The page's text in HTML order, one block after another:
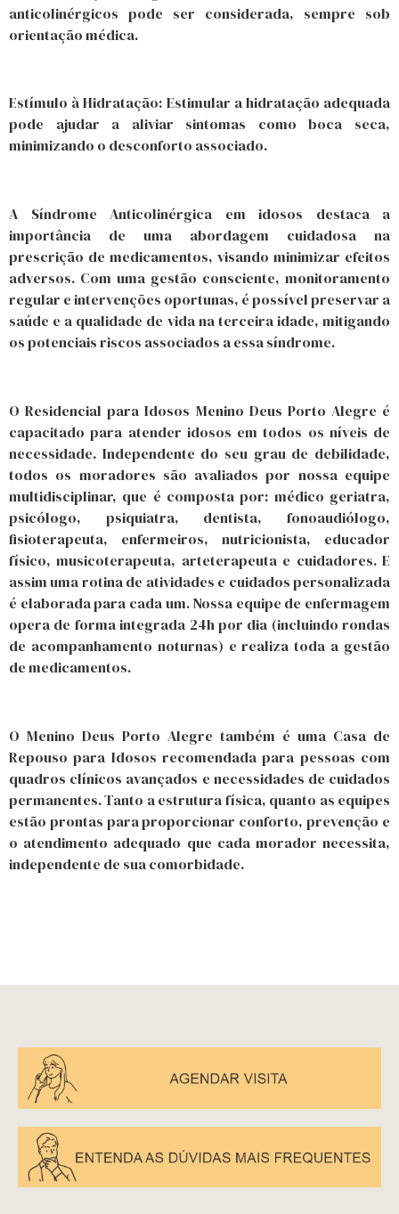
anticolinérgicos pode ser considerada, sempre sob
orientação médica.
Estímulo à Hidratação: Estimular a hidratação adequada
pode ajudar a aliviar sintomas como boca seca,
minimizando o desconforto associado.
A Síndrome Anticolinérgica em idosos destaca a
importância de uma abordagem cuidadosa na
prescrição de medicamentos, visando minimizar efeitos
adversos. Com uma gestão consciente, monitoramento
regular e intervenções oportunas, é possível preservar a
saúde e a qualidade de vida na terceira idade, mitigando
os potenciais riscos associados a essa síndrome.
O Residencial para Idosos Menino Deus Porto Alegre é
capacitado para atender idosos em todos os níveis de
necessidade. Independente do seu grau de debilidade,
todos os moradores são avaliados por nossa equipe
multidisciplinar, que é composta por: médico geriatra,
psicólogo, psiquiatra, dentista, fonoaudiólogo,
fisioterapeuta, enfermeiros, nutricionista, educador
físico, musicoterapeuta, arteterapeuta e cuidadores. E
assim uma rotina de atividades e cuidados personalizada
é elaborada para cada um. Nossa equipe de enfermagem
opera de forma integrada 24h por dia (incluindo rondas
de acompanhamento noturnas) e realiza toda a gestão
de medicamentos.
O Menino Deus Porto Alegre também é uma Casa de
Repouso para Idosos recomendada para pessoas com
quadros clínicos avançados e necessidades de cuidados
permanentes. Tanto a estrutura física, quanto as equipes
estão prontas para proporcionar conforto, prevenção e
o atendimento adequado que cada morador necessita,
independente de sua comorbidade.